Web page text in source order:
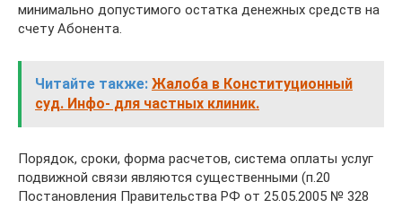
минимально допустимого остатка денежных средств на
счету Абонента.
Читайте также: Жалоба в Конституционный
суд. Инфо- для частных клиник.
Порядок, сроки, форма расчетов, система оплаты услуг
подвижной связи являются существенными (п.20
Постановления Правительства РФ от 25.05.2005 № 328